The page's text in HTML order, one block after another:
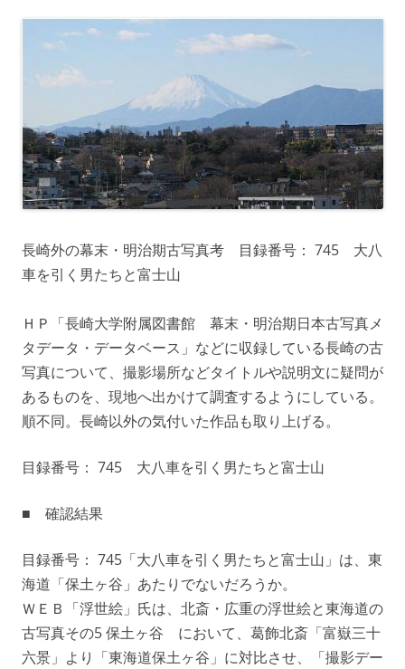
長崎外の幕末・明治期古写真考 目録番号： 745 大八
車を引く男たちと富士山
ＨＰ「長崎大学附属図書館 幕末・明治期日本古写真メ
タデータ・データベース」などに収録している長崎の古
写真について、撮影場所などタイトルや説明文に疑問が
あるものを、現地へ出かけて調査するようにしている。
順不同。長崎以外の気付いた作品も取り上げる。
目録番号： 745 大八車を引く男たちと富士山
■ 確認結果
目録番号： 745「大八車を引く男たちと富士山」は、東
海道「保土ヶ谷」あたりでないだろうか。
ＷＥＢ「浮世絵」氏は、北斎・広重の浮世絵と東海道の
古写真その5 保土ヶ谷 において、葛飾北斎「富嶽三十
六景」より「東海道保土ヶ谷」に対比させ、「撮影デー